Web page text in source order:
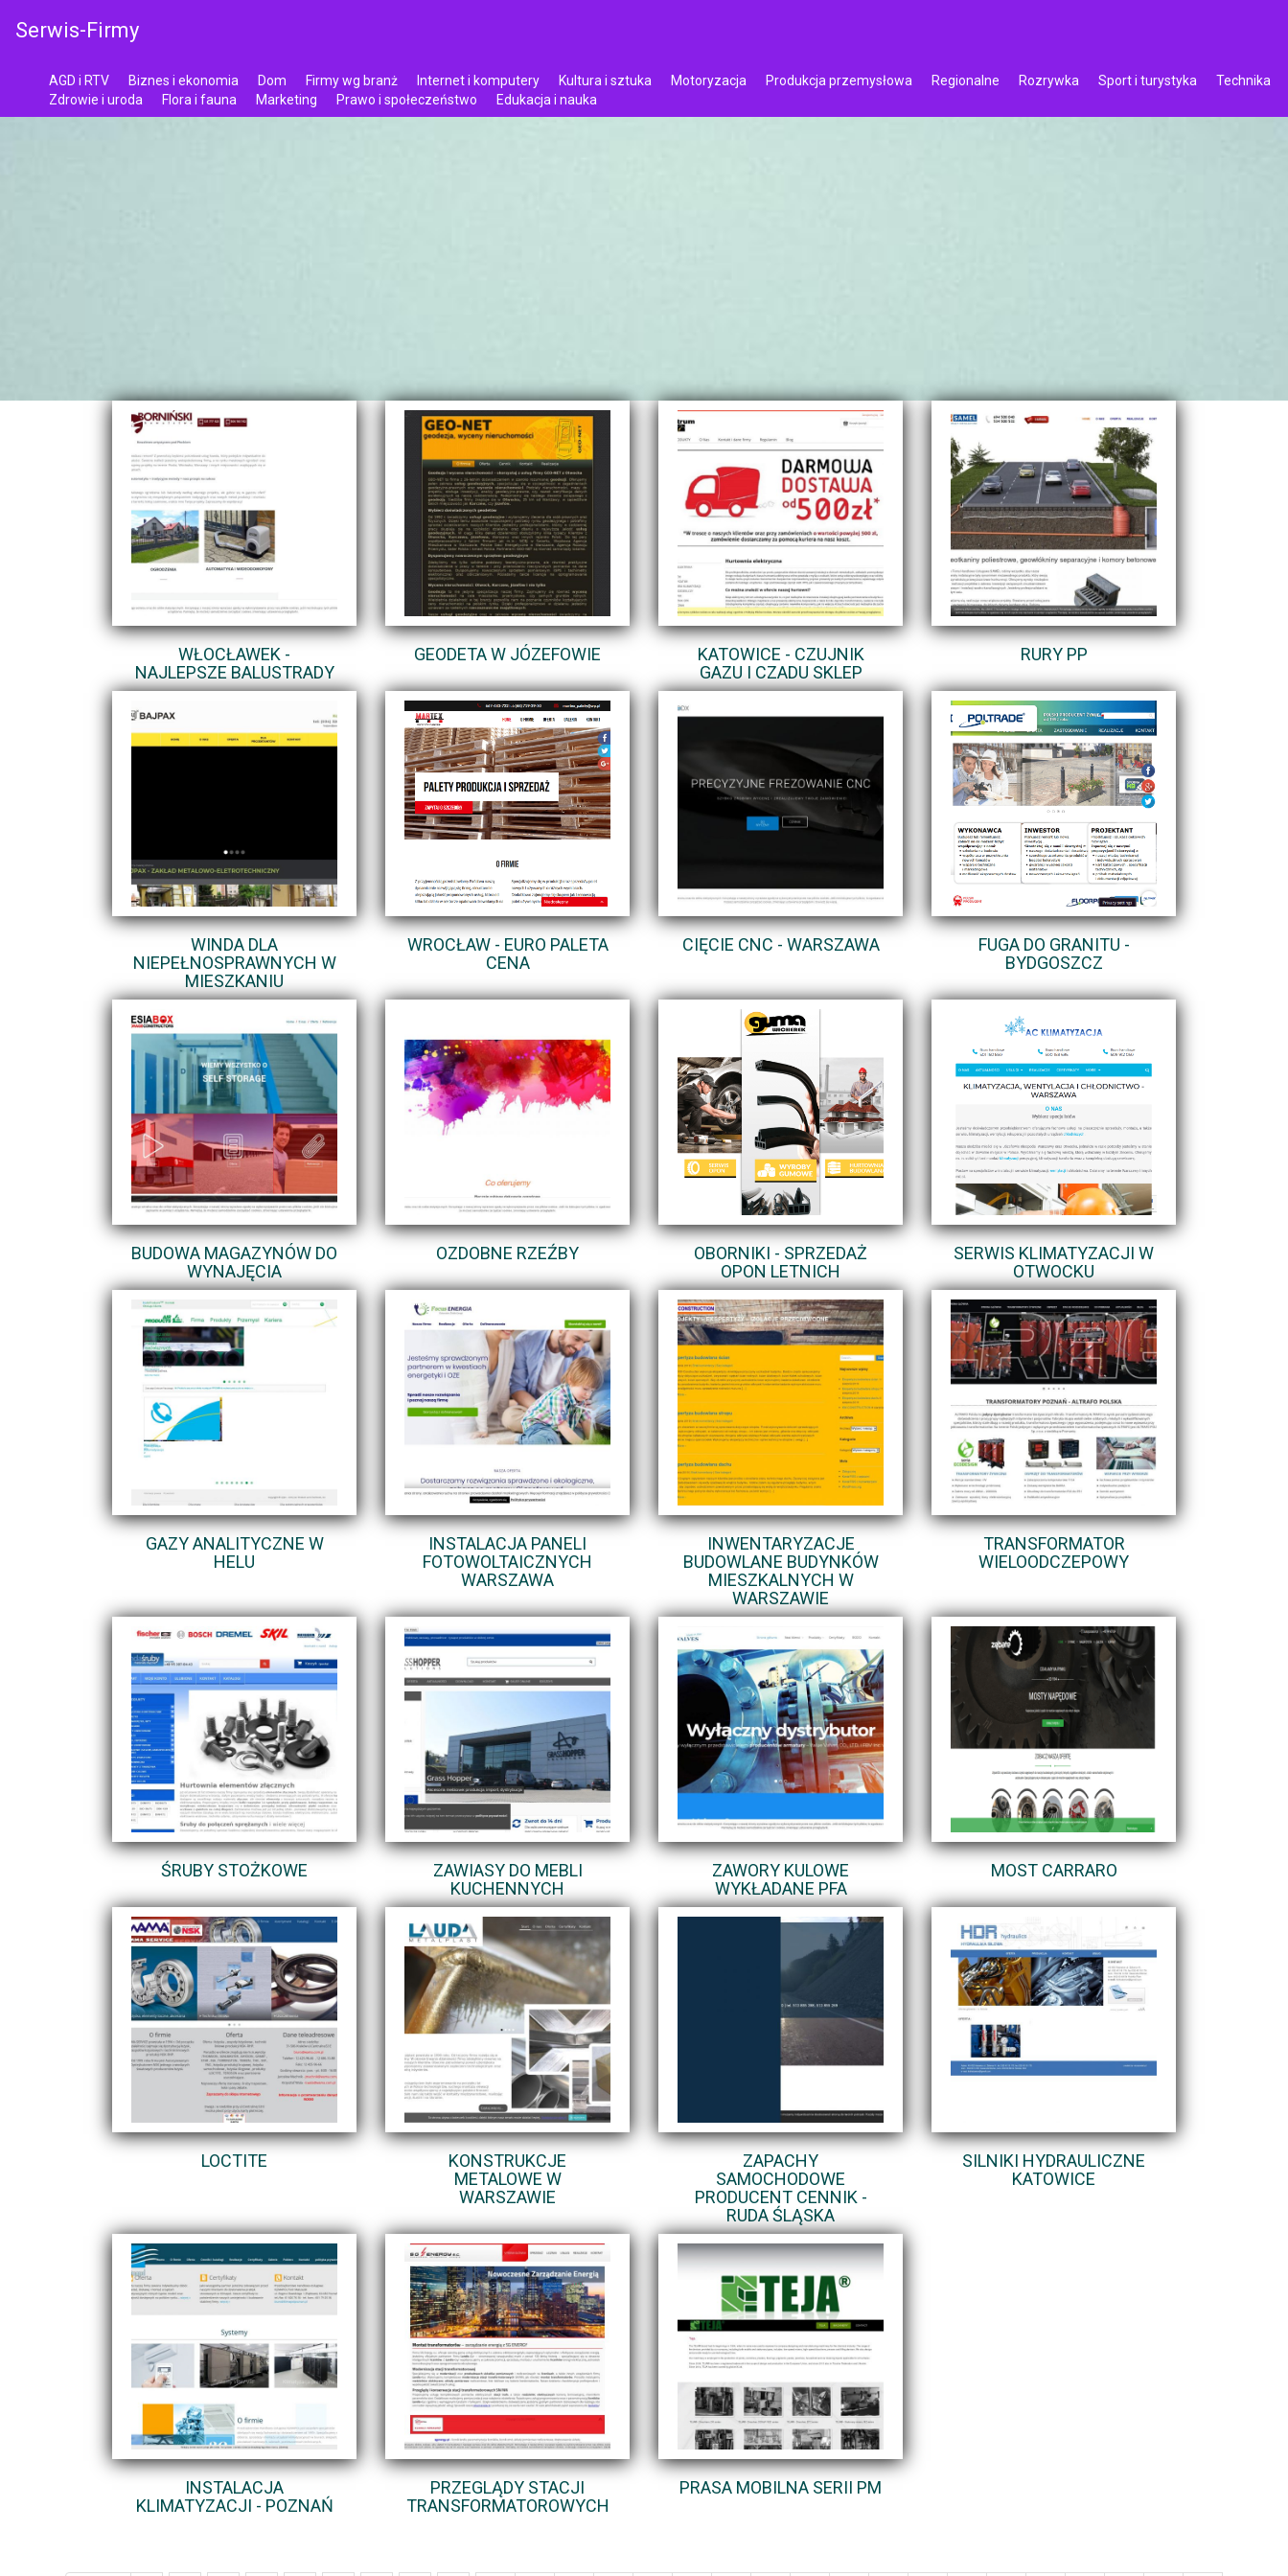
Serwis-Firmy
AGD i RTV Biznes i ekonomia Dom Firmy wg branż Internet i komputery Kultura i sztuka Motoryzacja Produkcja przemysłowa Regionalne Rozrywka Sport i turystyka
Technika
Zdrowie i uroda
Flora i fauna Marketing Prawo i społeczeństwo Edukacja i nauka
WŁOCŁAWEK -
NAJLEPSZE BALUSTRADY
GEODETA W JÓZEFOWIE
KATOWICE - CZUJNIK
GAZU I CZADU SKLEP
RURY PP
WINDA DLA
NIEPEŁNOSPRAWNYCH W
MIESZKANIU
WROCŁAW - EURO PALETA
CENA
CIĘCIE CNC - WARSZAWA
FUGA DO GRANITU -
BYDGOSZCZ
BUDOWA MAGAZYNÓW DO
WYNAJĘCIA
OZDOBNE RZEŹBY
OBORNIKI - SPRZEDAŻ
OPON LETNICH
SERWIS KLIMATYZACJI W
OTWOCKU
GAZY ANALITYCZNE W
HELU
INSTALACJA PANELI
FOTOWOLTAICZNYCH
WARSZAWA
INWENTARYZACJE
BUDOWLANE BUDYNKÓW
MIESZKALNYCH W
WARSZAWIE
TRANSFORMATOR
WIELOODCZEPOWY
ŚRUBY STOŻKOWE
ZAWIASY DO MEBLI
KUCHENNYCH
ZAWORY KULOWE
WYKŁADANE PFA
MOST CARRARO
LOCTITE
KONSTRUKCJE
METALOWE W
WARSZAWIE
ZAPACHY
SAMOCHODOWE
PRODUCENT CENNIK -
RUDA ŚLĄSKA
SILNIKI HYDRAULICZNE
KATOWICE
INSTALACJA
KLIMATYZACJI - POZNAŃ
PRZEGLĄDY STACJI
TRANSFORMATOROWYCH
PRASA MOBILNA SERII PM